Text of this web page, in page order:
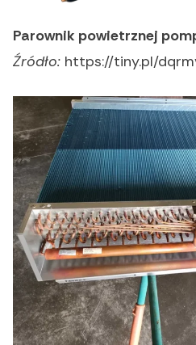
Parownik powietrznej
Źródło: https://tiny.pl/